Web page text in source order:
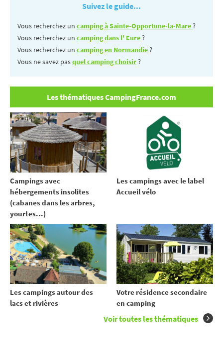
Suivez le guide...
Vous recherchez un camping à Sainte-Opportune-la-Mare?
Vous recherchez un camping dans l' Eure?
Vous recherchez un camping en Normandie?
Vous ne savez pasquel camping choisir?
Les thématiques CampingFrance.com
Campings avec
hébergements insolites
(cabanes dans les arbres,
yourtes...)
Les campings avec le label
Accueil vélo
Les campings autour des
lacs et rivières
Votre résidence secondaire
en camping
Voir toutes les thématiques